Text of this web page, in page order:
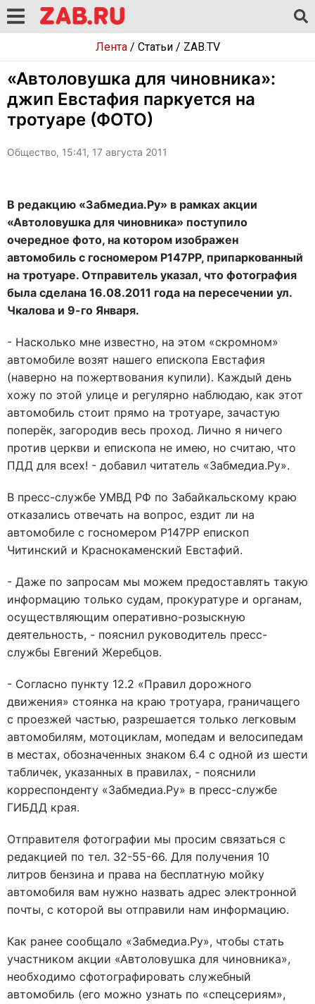
Лента/ Статьи/ ZAB.TV
«Автоловушка для чиновника»:
джип Евстафия паркуется на
тротуаре (ФОТО)
Общество, 15:41, 17 августа 2011
В редакцию «Забмедиа.Ру» в рамках акции
«Автоловушка для чиновника» поступило
очередное фото, на котором изображен
автомобиль с госномером Р147РР, припаркованный
на тротуаре. Отправитель указал, что фотография
была сделана 16.08.2011 года на пересечении ул.
Чкалова и 9-го Января.
- Насколько мне известно, на этом «скромном»
автомобиле возят нашего епископа Евстафия
(наверно на пожертвования купили). Каждый день
хожу по этой улице и регулярно наблюдаю, как этот
автомобиль стоит прямо на тротуаре, зачастую
поперёк, загородив весь проход. Лично я ничего
против церкви и епископа не имею, но считаю, что
ПДД для всех! - добавил читатель «Забмедиа.Ру».
В пресс-службе УМВД РФ по Забайкальскому краю
отказались отвечать на вопрос, ездит ли на
автомобиле с госномером Р147РР епископ
Читинский и Краснокаменский Евстафий.
- Даже по запросам мы можем предоставлять такую
информацию только судам, прокуратуре и органам,
осуществляющим оперативно-розыскную
деятельность, - пояснил руководитель пресс-
службы Евгений Жеребцов.
- Согласно пункту 12.2 «Правил дорожного
движения» стоянка на краю тротуара, граничащего
с проезжей частью, разрешается только легковым
автомобилям, мотоциклам, мопедам и велосипедам
в местах, обозначенных знаком 6.4 с одной из шести
табличек, указанных в правилах, - пояснили
корреспонденту «Забмедиа.Ру» в пресс-службе
ГИБДД края.
Отправителя фотографии мы просим связаться с
редакцией по тел. 32-55-66. Для получения 10
литров бензина и права на бесплатную мойку
автомобиля вам нужно назвать адрес электронной
почты, с которой вы отправили нам информацию.
Как ранее сообщало «Забмедиа.Ру», чтобы стать
участником акции «Автоловушка для чиновника»,
необходимо сфотографировать служебный
автомобиль (его можно узнать по «спецсериям»,